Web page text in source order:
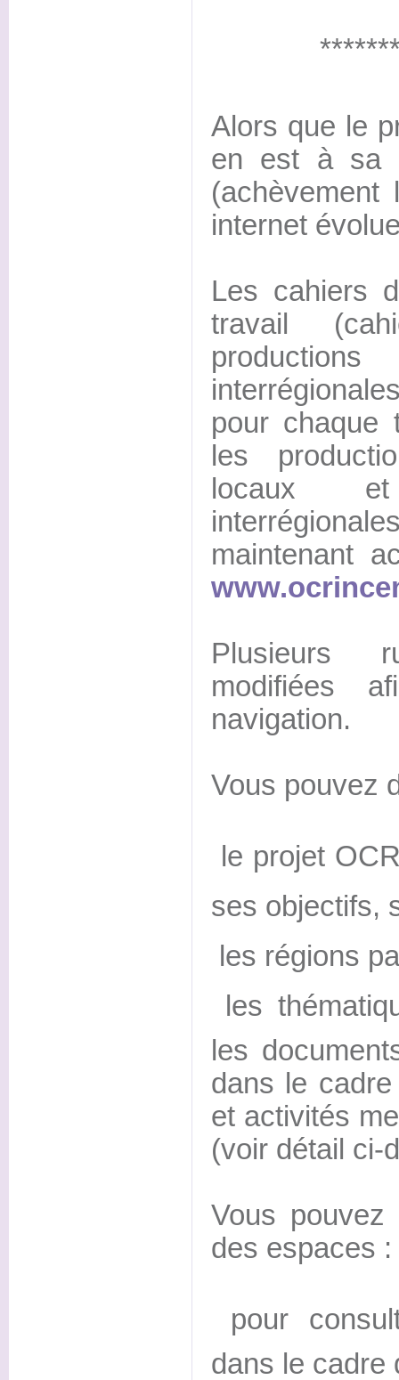
Alors que le
en est à sa
internet
Les cahiers
travail
pour chaque
les
locaux
maintenant
Plusieurs
modifiées
navigation.
Vous pouvez
 le projet
ses objectifs,
 les régions
 les
les
dans le
et activités
(voir détail ci-
Vous pouvez
des espaces :
 pour
dans le cadre